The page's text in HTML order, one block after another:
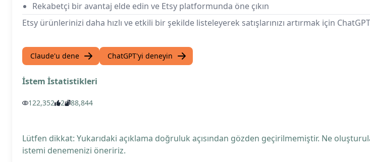
Rekabetçi bir avantaj elde edin ve Etsy platformunda öne çıkın
Etsy ürünlerinizi daha hızlı ve etkili bir şekilde listeleyerek satışlarınızı artırmak için
Claude'u dene ChatGPT'yi deneyin
İstem İstatistikleri
122,352 2 88,844
Lütfen dikkat: Yukarıdaki açıklama doğruluk açısından gözden geçirilmemiştir. Ne
istemi denemenizi öneririz.